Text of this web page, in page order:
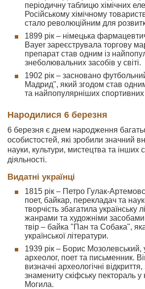
періодичну таблицю хімічних
Російському хімічному
стало революційним для
1899 рік – німецька
Bayer зареєструвала торгову
препарат став одним із
знеболювальних засобів у світі.
1902 рік – засновано
Мадрид", який згодом став
та найпопулярніших спортивних
Народилися 6 березня
6 березня є днем народження
особистостей, які зробили значний
науки, культури, мистецтва та інших
діяльності.
Видатні українці
1815 рік – Петро Гулак-
поет, байкар, перекладач та
творчість збагатила українську
жанрами та художніми
твір – байка "Пан та Собака",
української літератури.
1939 рік – Борис Мозолевський,
археолог, поет та письменник.
визначні археологічні
знамениту скіфську пектораль у
Могила.